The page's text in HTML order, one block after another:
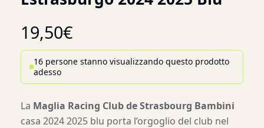
19,50€
16 persone stanno visualizzando questo prodotto
adesso
La Maglia Racing Club de Strasbourg Bambini
casa 2024 2025 blu porta l’orgoglio del club nel